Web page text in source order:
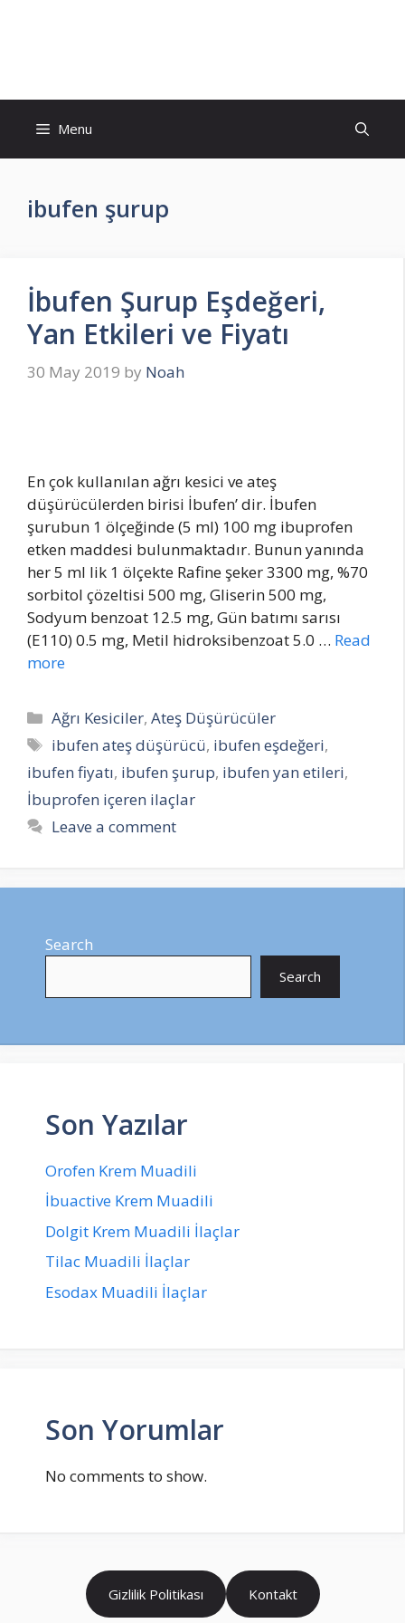
Menu
ibufen şurup
İbufen Şurup Eşdeğeri,
Yan Etkileri ve Fiyatı
30 May 2019 by Noah
En çok kullanılan ağrı kesici ve ateş
düşürücülerden birisi İbufen’ dir. İbufen
şurubun 1 ölçeğinde (5 ml) 100 mg ibuprofen
etken maddesi bulunmaktadır. Bunun yanında
her 5 ml lik 1 ölçekte Rafine şeker 3300 mg, %70
sorbitol çözeltisi 500 mg, Gliserin 500 mg,
Sodyum benzoat 12.5 mg, Gün batımı sarısı
(E110) 0.5 mg, Metil hidroksibenzoat 5.0 … Read
more
Categories
Ağrı Kesiciler,Ateş Düşürücüler
Tags
ibufen ateş düşürücü, ibufen eşdeğeri,
ibufen fiyatı, ibufen şurup, ibufen yan etileri,
İbuprofen içeren ilaçlar
Leave a comment
Search
Search
Son Yazılar
Orofen Krem Muadili
İbuactive Krem Muadili
Dolgit Krem Muadili İlaçlar
Tilac Muadili İlaçlar
Esodax Muadili İlaçlar
Son Yorumlar
No comments to show.
Gizlilik Politikası Kontakt